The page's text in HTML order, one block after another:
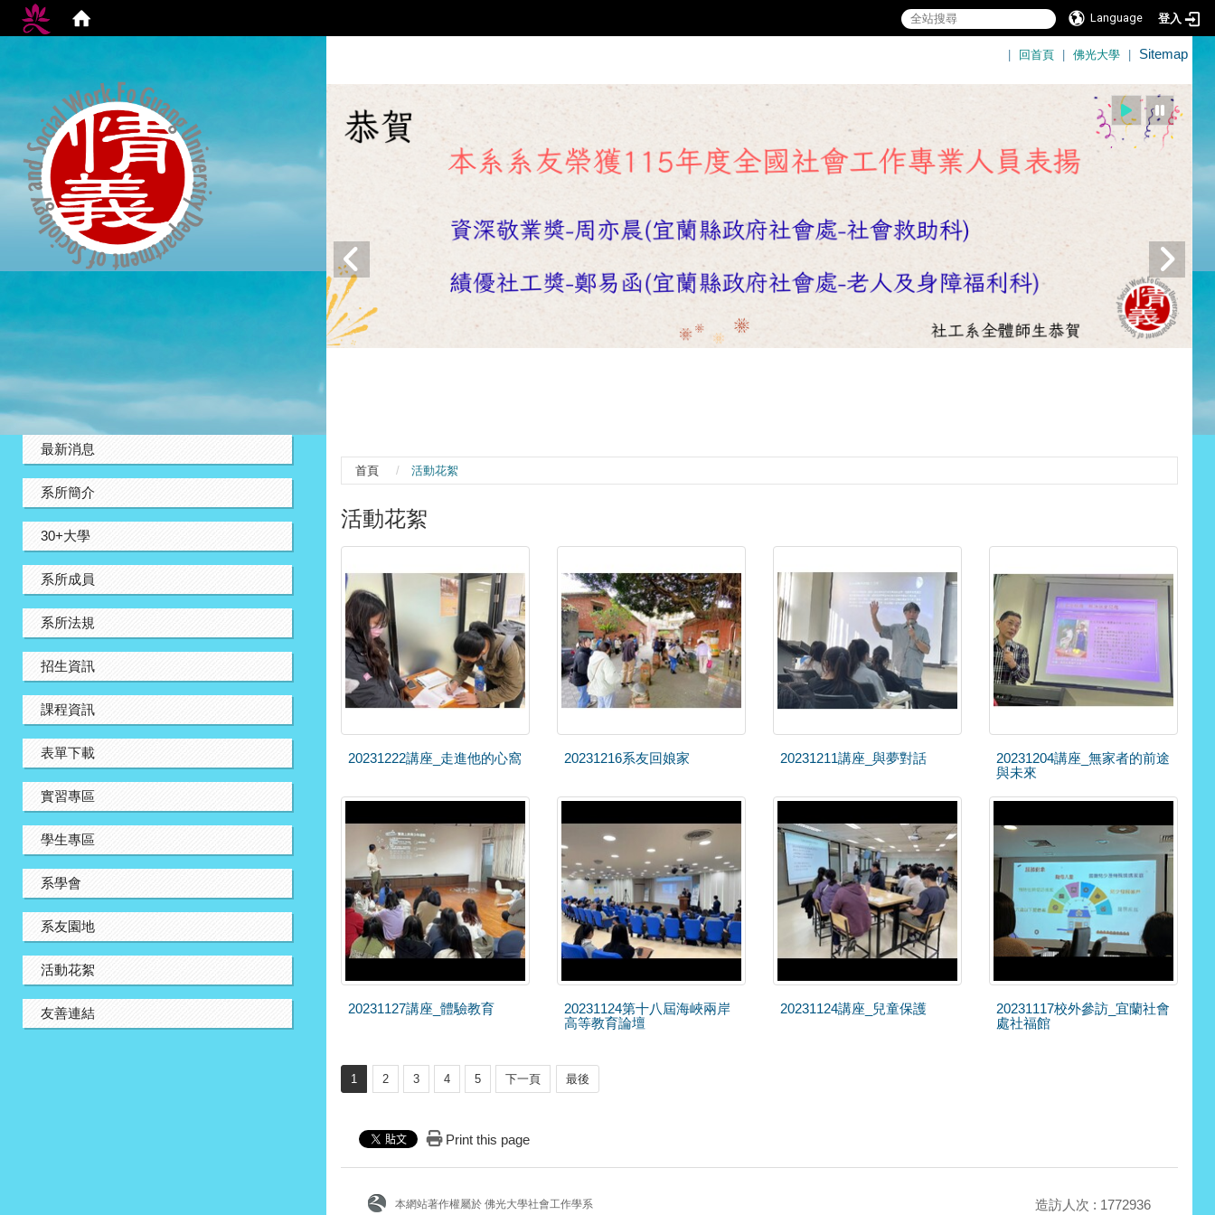
Language 登入
| 回首頁 | 佛光大學 | Sitemap
最新消息
系所簡介
30+大學
系所成員
系所法規
招生資訊
課程資訊
表單下載
實習專區
學生專區
系學會
系友園地
活動花絮
友善連結
首頁 活動花絮
活動花絮
20231222講座_走進他的心窩 20231216系友回娘家 20231211講座_與夢對話
20231204講座_無家者的前途
與未來
20231127講座_體驗教育
20231124第十八屆海峽兩岸
高等教育論壇
20231124講座_兒童保護
20231117校外參訪_宜蘭社會
處社福館
1 2 3 4 5 下一頁 最後
Print this page
本網站著作權屬於 佛光大學社會工作學系 造訪人次 : 1772936